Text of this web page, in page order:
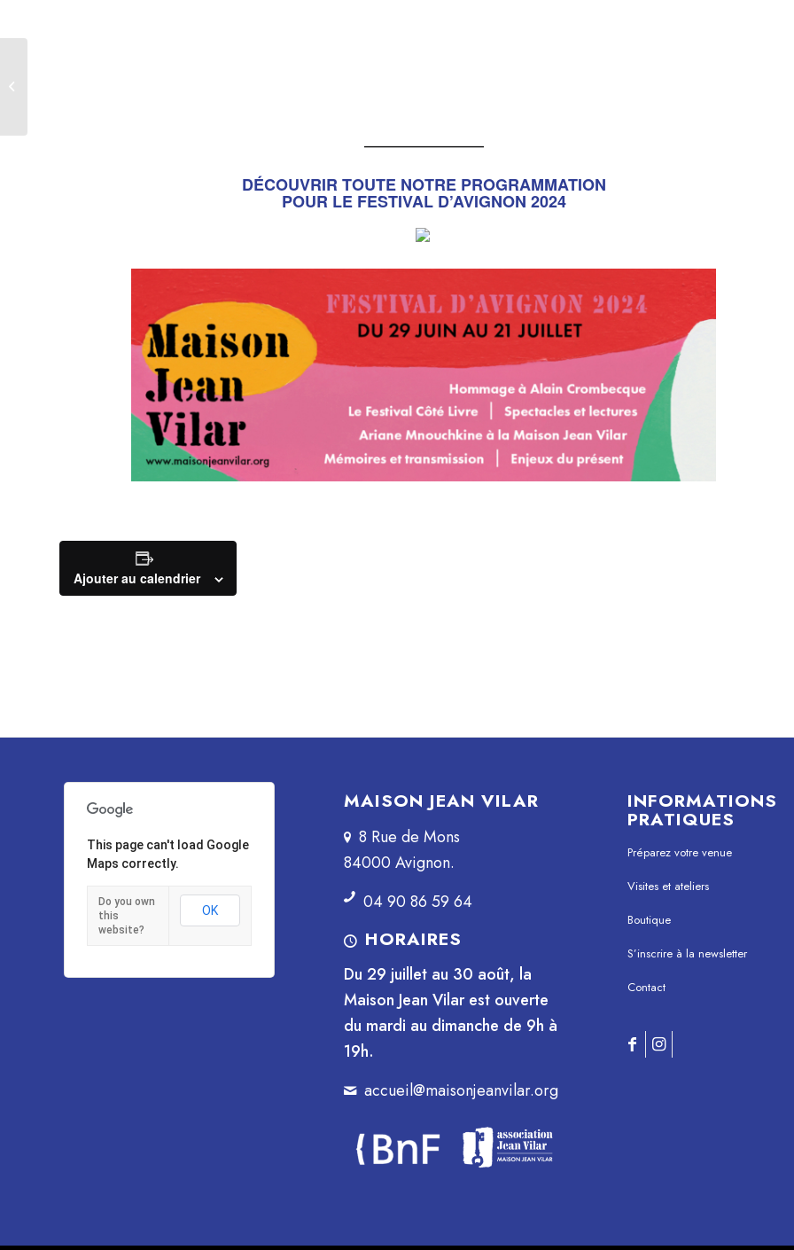
_______________
DÉCOUVRIR TOUTE NOTRE PROGRAMMATION
POUR LE FESTIVAL D’AVIGNON 2024
Ajouter au calendrier
This page can't load Google
Maps correctly.
Do you own
this
website?
OK
MAISON JEAN VILAR
8 Rue de Mons
84000 Avignon.
04 90 86 59 64
HORAIRES
Du 29 juillet au 30 août, la
Maison Jean Vilar est ouverte
du mardi au dimanche de 9h à
19h.
accueil@maisonjeanvilar.org
INFORMATIONS
PRATIQUES
Préparez votre venue
Visites et ateliers
Boutique
S’inscrire à la newsletter
Contact